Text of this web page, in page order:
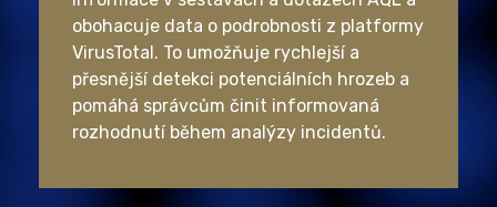
obohacuje data o podrobnosti z platformy
VirusTotal. To umožňuje rychlejší a
přesnější detekci potenciálních hrozeb a
pomáhá správcům činit informovaná
rozhodnutí během analýzy incidentů.